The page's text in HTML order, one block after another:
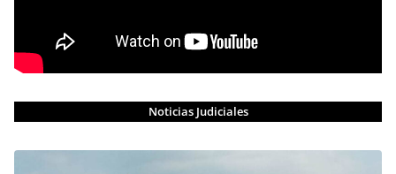
Noticias Judiciales